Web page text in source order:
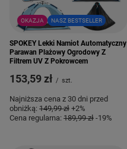
OKAZJA NASZ BESTSELLER
SPOKEY Lekki Namiot Automatyczny
Parawan Plażowy Ogrodowy Z
Filtrem UV Z Pokrowcem
153,59 zł / szt.
Najniższa cena z 30 dni przed
obniżką: 149,99 zł +2%
Cena regularna: 189,99 zł -19%